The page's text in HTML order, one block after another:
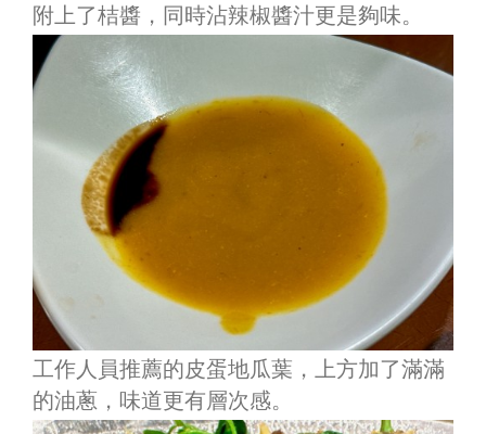
附上了桔醬，同時沾辣椒醬汁更是夠味。
工作人員推薦的皮蛋地瓜葉，上方加了滿滿
的油蔥，味道更有層次感。